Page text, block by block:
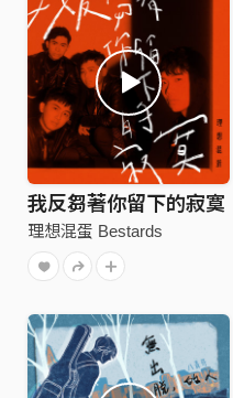
我反芻著你留下的寂寞
理想混蛋 Bestards